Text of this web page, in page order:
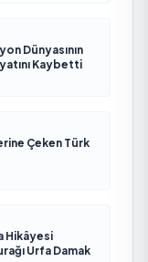
Dünyasının
Kaybetti
Çeken Türk
Hikâyesi
Urfa Damak